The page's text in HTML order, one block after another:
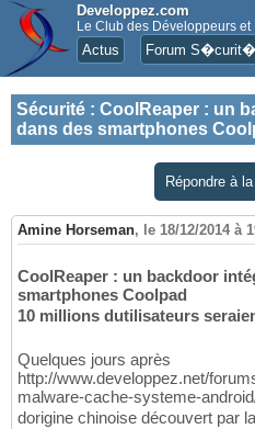
Developpez.com
Le Club des Développeurs et
Actus Forum S�curit�
Sécurité : CoolReaper : un
dans des smartphones
Répondre à
Amine Horseman, le 18/12/2014 à
CoolReaper : un backdoor
smartphones Coolpad
10 millions dutilisateurs
Quelques jours après
http://www.developpez.net/
malware-cache-systeme-
dorigine chinoise découvert par